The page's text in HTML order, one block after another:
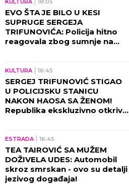
KULTURA 18:05
EVO ŠTA JE BILO U KESI
SUPRUGE SERGEJA
TRIFUNOVIĆA: Policija hitno
reagovala zbog sumnje na
KULTURA 16:45
SERGEJ TRIFUNOVIĆ STIGAO
U POLICIJSKU STANICU
NAKON HAOSA SA ŽENOM!
Republika ekskluzivno otkriva
ESTRADA 16:45
TEA TAIROVIĆ SA MUŽEM
DOŽIVELA UDES: Automobil
skroz smrskan - ovo su detalji
jezivog događaja!